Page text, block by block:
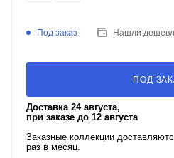
Под заказ Нашли
ПОД
Доставка 24 августа,
при заказе до 12 августа
Заказные коллекции
раз в месяц.